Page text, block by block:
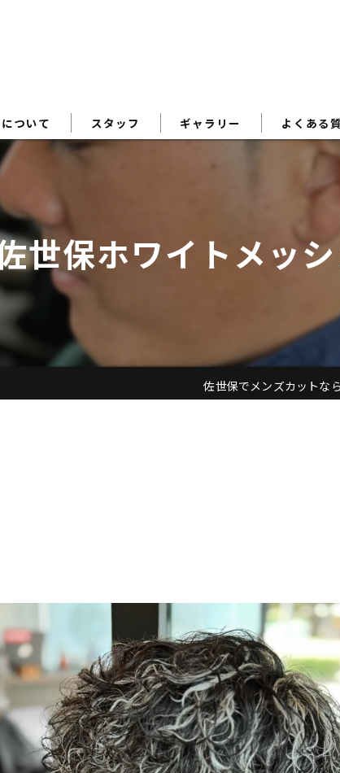
ついて スタッフ ギャラリー よくある
世保ホワイトメッ
佐世保でメンズカットなら